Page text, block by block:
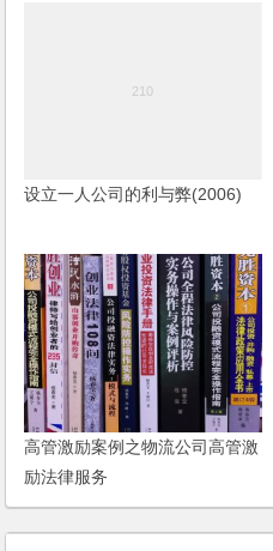
设立一人公司的利与弊(2006)
高管激励案例之物流公司高管激
励法律服务